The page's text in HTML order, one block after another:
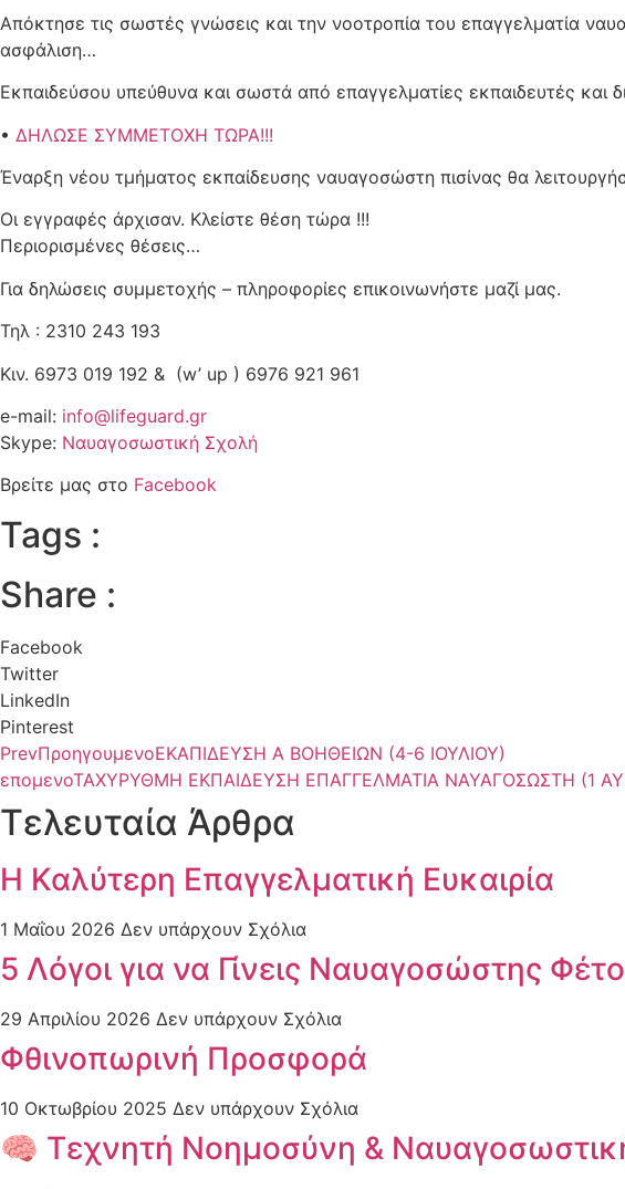
Απόκτησε τις σωστές γνώσεις και την νοοτροπία του επαγγελματία
ασφάλιση…
Εκπαιδεύσου υπεύθυνα και σωστά από επαγγελματίες εκπαιδευτές και
• ΔΗΛΩΣΕ ΣΥΜΜΕΤΟΧΗ ΤΩΡΑ!!!
Έναρξη νέου τμήματος εκπαίδευσης ναυαγοσώστη πισίνας θα
Οι εγγραφές άρχισαν. Κλείστε θέση τώρα !!!
Περιορισμένες θέσεις…
Για δηλώσεις συμμετοχής – πληροφορίες επικοινωνήστε μαζί μας.
Τηλ : 2310 243 193
Κιν. 6973 019 192 & (w’ up ) 6976 921 961
e-mail: info@lifeguard.gr
Skype: Ναυαγοσωστική Σχολή
Βρείτε μας στο Facebook
Tags :
Share :
Facebook
Twitter
LinkedIn
Pinterest
PrevΠροηγουμενοΕΚΑΠΙΔΕΥΣΗ Α ΒΟΗΘΕΙΩΝ (4-6 ΙΟΥΛΙΟΥ)
επομενοΤΑΧΥΡΥΘΜΗ ΕΚΠΑΙΔΕΥΣΗ ΕΠΑΓΓΕΛΜΑΤΙΑ ΝΑΥΑΓΟΣΩΣΤΗ (1
Τελευταία Άρθρα
Η Καλύτερη Επαγγελματική Ευκαιρία
1 Μαΐου 2026 Δεν υπάρχουν Σχόλια
5 Λόγοι για να Γίνεις Ναυαγοσώστης
29 Απριλίου 2026 Δεν υπάρχουν Σχόλια
Φθινοπωρινή Προσφορά
10 Οκτωβρίου 2025 Δεν υπάρχουν Σχόλια
🧠 Τεχνητή Νοημοσύνη &